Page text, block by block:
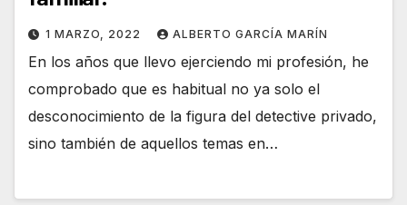
1 MARZO, 2022 ALBERTO GARCÍA MARÍN
En los años que llevo ejerciendo mi profesión, he
comprobado que es habitual no ya solo el
desconocimiento de la figura del detective privado,
sino también de aquellos temas en…